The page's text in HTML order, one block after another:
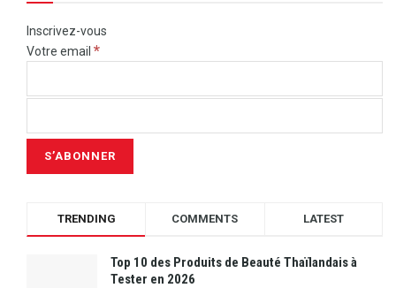
Inscrivez-vous
Votre email *
TRENDING COMMENTS LATEST
Top 10 des Produits de Beauté Thaïlandais à
Tester en 2026